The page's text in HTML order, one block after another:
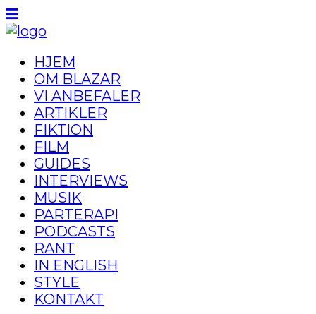
HJEM
OM BLAZAR
VI ANBEFALER
ARTIKLER
FIKTION
FILM
GUIDES
INTERVIEWS
MUSIK
PARTERAPI
PODCASTS
RANT
IN ENGLISH
STYLE
KONTAKT